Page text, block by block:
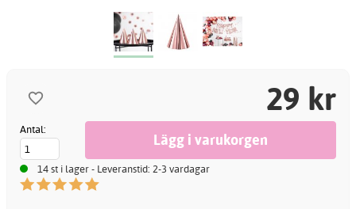
29 kr
Antal:
14 st i lager - Leveranstid: 2-3 vardagar